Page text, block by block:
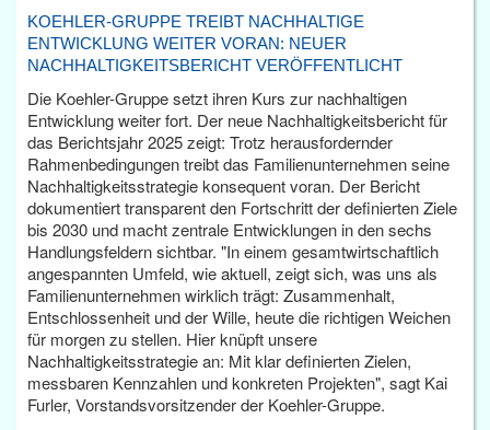
KOEHLER-GRUPPE TREIBT NACHHALTIGE
ENTWICKLUNG WEITER VORAN: NEUER
NACHHALTIGKEITSBERICHT VERÖFFENTLICHT
Die Koehler-Gruppe setzt ihren Kurs zur nachhaltigen
Entwicklung weiter fort. Der neue Nachhaltigkeitsbericht für
das Berichtsjahr 2025 zeigt: Trotz herausfordernder
Rahmenbedingungen treibt das Familienunternehmen seine
Nachhaltigkeitsstrategie konsequent voran. Der Bericht
dokumentiert transparent den Fortschritt der definierten Ziele
bis 2030 und macht zentrale Entwicklungen in den sechs
Handlungsfeldern sichtbar. "In einem gesamtwirtschaftlich
angespannten Umfeld, wie aktuell, zeigt sich, was uns als
Familienunternehmen wirklich trägt: Zusammenhalt,
Entschlossenheit und der Wille, heute die richtigen Weichen
für morgen zu stellen. Hier knüpft unsere
Nachhaltigkeitsstrategie an: Mit klar definierten Zielen,
messbaren Kennzahlen und konkreten Projekten", sagt Kai
Furler, Vorstandsvorsitzender der Koehler-Gruppe.